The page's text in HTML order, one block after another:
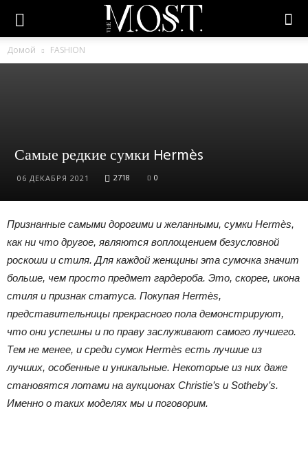
Домой FASHION
Самые редкие сумки Hermès
06 ДЕКАБРЯ 2021 2718 0
Признанные самыми дорогими и желанными, сумки Hermès,
как ни что другое, являются воплощением безусловной
роскоши и стиля. Для каждой женщины эта сумочка значит
больше, чем просто предмет гардероба. Это, скорее, икона
стиля и признак статуса. Покупая Hermès,
представительницы прекрасного пола демонстрируют,
что они успешны и по праву заслуживают самого лучшего.
Тем не менее, и среди сумок Hermès есть лучшие из
лучших, особенные и уникальные. Некоторые из них даже
становятся лотами на аукционах Christie’s и Sotheby’s.
Именно о таких моделях мы и поговорим.